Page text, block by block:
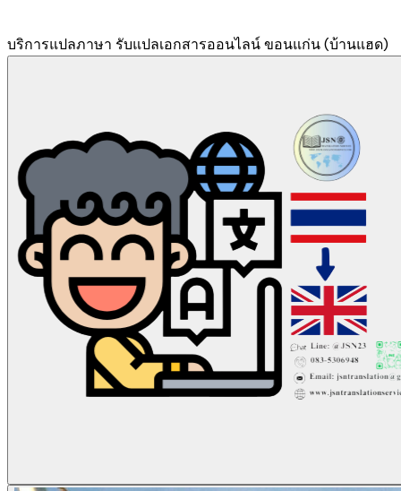
บริการแปลภาษา รับแปลเอกสารออนไลน์ ขอนแก่น (บ้านแฮด)